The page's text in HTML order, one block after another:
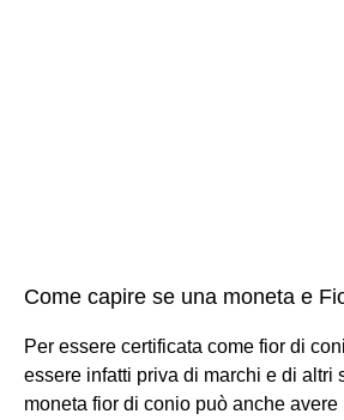
Come capire se una moneta e
Per essere certificata come fior di
essere infatti priva di marchi e di altri
moneta fior di conio può anche